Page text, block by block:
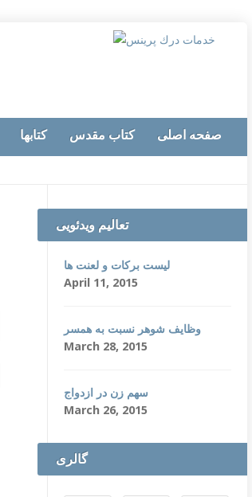
کتابها کتاب مقدس صفحه اصلی
تعالیم ویدئویی
لیست برکات و لعنت ها
April 11, 2015
وظایف شوهر نسبت به همسر
March 28, 2015
سهم زن در ازدواج
March 26, 2015
گالری